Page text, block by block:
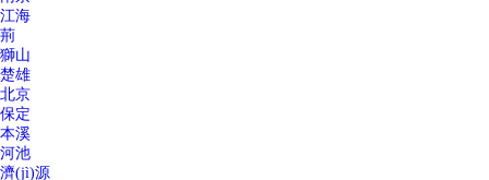
江海
荊
獅山
楚雄
北京
保定
本溪
河池
濟(jì)源